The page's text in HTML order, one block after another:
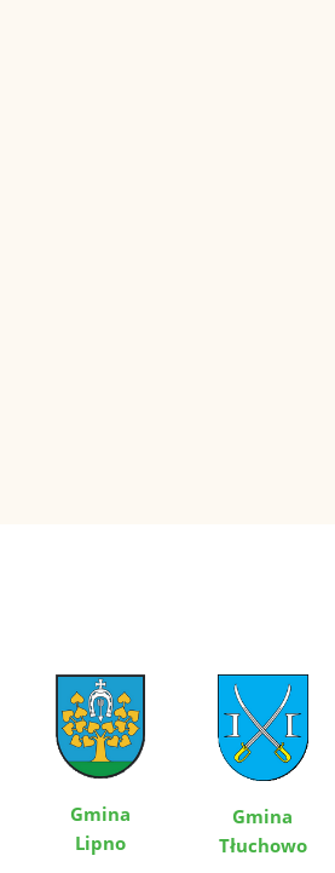
Gmina
Lipno
Gmina
Tłuchowo